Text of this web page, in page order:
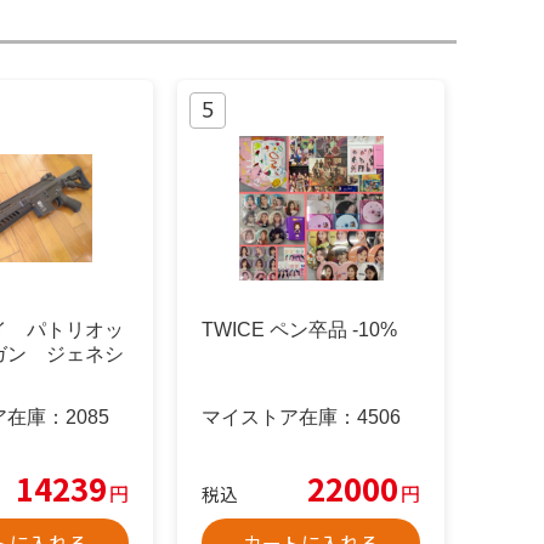
パトリオッ
ン ジェネシ
庫： 2085
14239円
TWICE ペン卒品 -10%
マイストア在庫： 4506
税込 22000円